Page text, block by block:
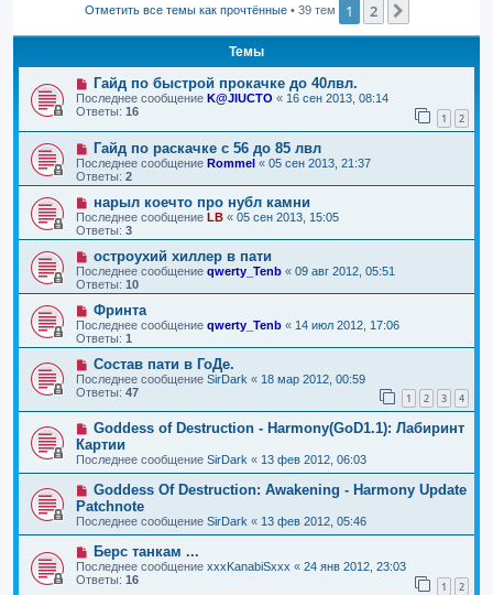
Отметить все темы как прочтённые• 39 тем 1 2
Темы
Гайд по быстрой прокачке до 40лвл.
Последнее сообщение K@JIUCTO « 16 сен 2013, 08:14
Ответы: 16 1 2
Гайд по раскачке с 56 до 85 лвл
Последнее сообщение Rommel « 05 сен 2013, 21:37
Ответы: 2
нарыл коечто про нубл камни
Последнее сообщение LB « 05 сен 2013, 15:05
Ответы: 3
остроухий хиллер в пати
Последнее сообщение qwerty_Tenb « 09 авг 2012, 05:51
Ответы: 10
Фринта
Последнее сообщение qwerty_Tenb « 14 июл 2012, 17:06
Ответы: 1
Состав пати в ГоДе.
Последнее сообщение SirDark « 18 мар 2012, 00:59
Ответы: 47 1 2 3 4
Goddess of Destruction - Harmony(GoD1.1): Лабиринт
Картии
Последнее сообщение SirDark « 13 фев 2012, 06:03
Goddess Of Destruction: Awakening - Harmony Update
Patchnote
Последнее сообщение SirDark « 13 фев 2012, 05:46
Берс танкам ...
Последнее сообщение xxxKanabiSxxx « 24 янв 2012, 23:03
Ответы: 16 1 2